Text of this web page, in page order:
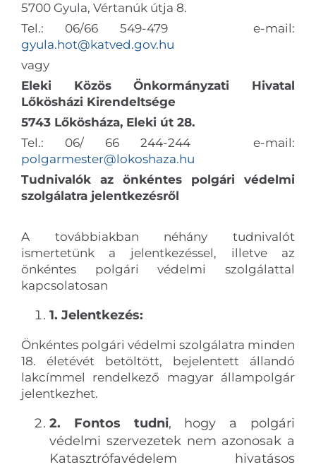
5700 Gyula, Vértanúk útja 8.
Tel.: 06/66 549-479 e-mail:
gyula.hot@katved.gov.hu
vagy
Eleki Közös Önkormányzati Hivatal
Lőkösházi Kirendeltsége
5743 Lőkösháza, Eleki út 28.
Tel.: 06/ 66 244-244 e-mail:
polgarmester@lokoshaza.hu
Tudnivalók az önkéntes polgári védelmi
szolgálatra jelentkezésről
A továbbiakban néhány tudnivalót
ismertetünk a jelentkezéssel, illetve az
önkéntes polgári védelmi szolgálattal
kapcsolatosan
1. Jelentkezés:
Önkéntes polgári védelmi szolgálatra minden
18. életévét betöltött, bejelentett állandó
lakcímmel rendelkező magyar állampolgár
jelentkezhet.
2. Fontos tudni, hogy a polgári
védelmi szervezetek nem azonosak a
Katasztrófavédelem hivatásos